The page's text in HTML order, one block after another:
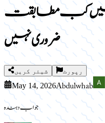
میں کب مطابقت
ضروری نہیں
شیئر کریں رپورٹ
May 14, 2026Abdul whab
جواب دہندہ